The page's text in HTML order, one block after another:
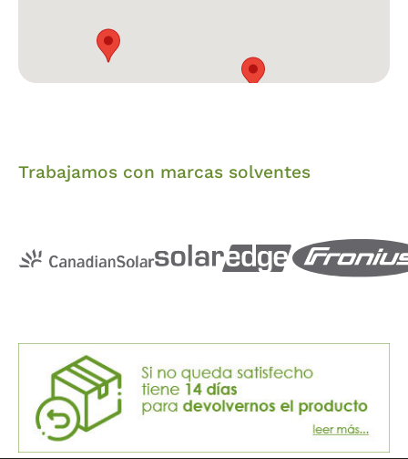
Trabajamos con marcas solventes